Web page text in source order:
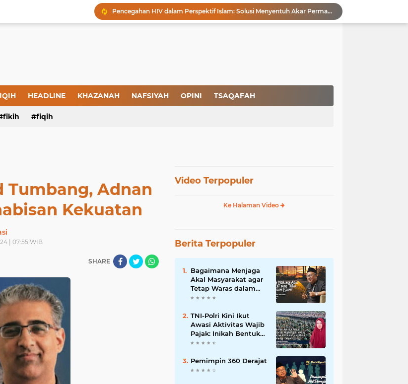
Pencegahan HIV dalam Perspektif Islam: Solusi Menyentuh Akar Permasalahan
Menjaga Hadis, Menjaga Peradaban
"Londo Ireng", Saat Hasan Nasbi Membahayakan Presiden
Rapuhnya Tingkat Pengamanan Bandara atau Ada Pemain di Belakang Layar
HEADLINE KHAZANAH NAFSIYAH OPINI TSAQAFAH
fikih fiqih
Tumbang, Adnan
Kekuatan
| 07:55 WIB
SHARE
Video Terpopuler
Ke Halaman Video
Berita Terpopuler
Bagaimana Menjaga
Akal Masyarakat agar
Tetap Waras dalam
Islam?
TNI-Polri Kini Ikut
Awasi Aktivitas Wajib
Pajak: Inikah Bentuk
Intimidasi yang Makin
Pemimpin 360 Derajat